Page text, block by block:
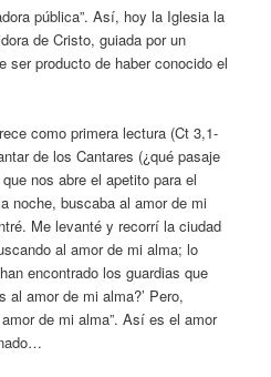
pública”. Así, hoy la Iglesia la
de Cristo, guiada por un
ser producto de haber conocido el
como primera lectura (Ct 3,1-
de los Cantares (¿qué pasaje
nos abre el apetito para el
noche, buscaba al amor de mi
Me levanté y recorrí la ciudad
al amor de mi alma; lo
encontrado los guardias que
al amor de mi alma?’ Pero,
de mi alma”. Así es el amor